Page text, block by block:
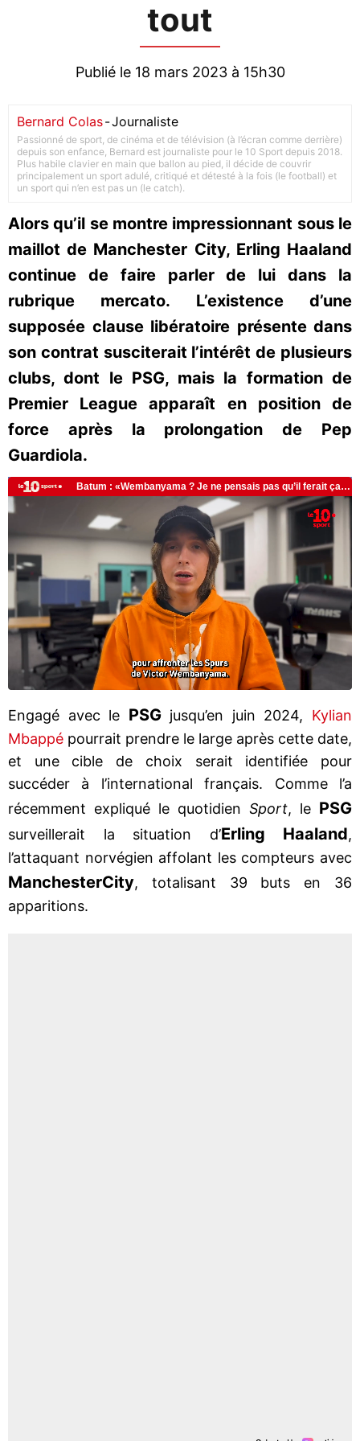
tout
Publié le 18 mars 2023 à 15h30
Bernard Colas-Journaliste
Passionné de sport, de cinéma et de télévision (à l’écran comme derrière)
depuis son enfance, Bernard est journaliste pour le 10 Sport depuis 2018.
Plus habile clavier en main que ballon au pied, il décide de couvrir
principalement un sport adulé, critiqué et détesté à la fois (le football) et
un sport qui n’en est pas un (le catch).
Alors qu’il se montre impressionnant sous le
maillot de Manchester City, Erling Haaland
continue de faire parler de lui dans la
rubrique mercato. L’existence d’une
supposée clause libératoire présente dans
son contrat susciterait l’intérêt de plusieurs
clubs, dont le PSG, mais la formation de
Premier League apparaît en position de
force après la prolongation de Pep
Guardiola.
Engagé avec le PSGjusqu’en juin 2024, Kylian
Mbappé pourrait prendre le large après cette date,
et une cible de choix serait identifiée pour
succéder à l’international français. Comme l’a
récemment expliqué le quotidien Sport, le PSG
surveillerait la situation d’Erling Haaland,
l’attaquant norvégien affolant les compteurs avec
ManchesterCity, totalisant 39 buts en 36
apparitions.